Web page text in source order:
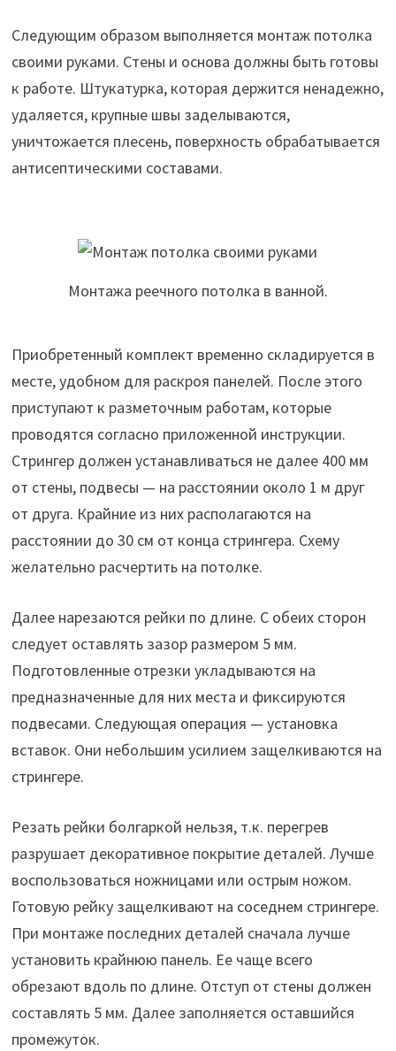
Следующим образом выполняется монтаж потолка
своими руками. Стены и основа должны быть готовы
к работе. Штукатурка, которая держится ненадежно,
удаляется, крупные швы заделываются,
уничтожается плесень, поверхность обрабатывается
антисептическими составами.
Монтажа реечного потолка в ванной.
Приобретенный комплект временно складируется в
месте, удобном для раскроя панелей. После этого
приступают к разметочным работам, которые
проводятся согласно приложенной инструкции.
Стрингер должен устанавливаться не далее 400 мм
от стены, подвесы — на расстоянии около 1 м друг
от друга. Крайние из них располагаются на
расстоянии до 30 см от конца стрингера. Схему
желательно расчертить на потолке.
Далее нарезаются рейки по длине. С обеих сторон
следует оставлять зазор размером 5 мм.
Подготовленные отрезки укладываются на
предназначенные для них места и фиксируются
подвесами. Следующая операция — установка
вставок. Они небольшим усилием защелкиваются на
стрингере.
Резать рейки болгаркой нельзя, т.к. перегрев
разрушает декоративное покрытие деталей. Лучше
воспользоваться ножницами или острым ножом.
Готовую рейку защелкивают на соседнем стрингере.
При монтаже последних деталей сначала лучше
установить крайнюю панель. Ее чаще всего
обрезают вдоль по длине. Отступ от стены должен
составлять 5 мм. Далее заполняется оставшийся
промежуток.